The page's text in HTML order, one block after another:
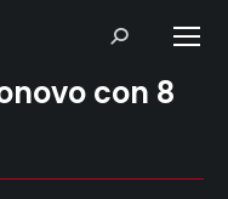
Search:
con 8